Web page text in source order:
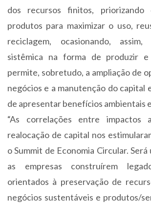
dos recursos finitos,
produtos para maximizar o uso,
reciclagem, ocasionando, assim,
sistêmica na forma de produzir e
permite, sobretudo, a ampliação de
negócios e a manutenção do capital
de apresentar benefícios ambientais
“As correlações entre impactos
realocação de capital nos
o Summit de Economia Circular.
as empresas construírem
orientados à preservação de
negócios sustentáveis e produtos/